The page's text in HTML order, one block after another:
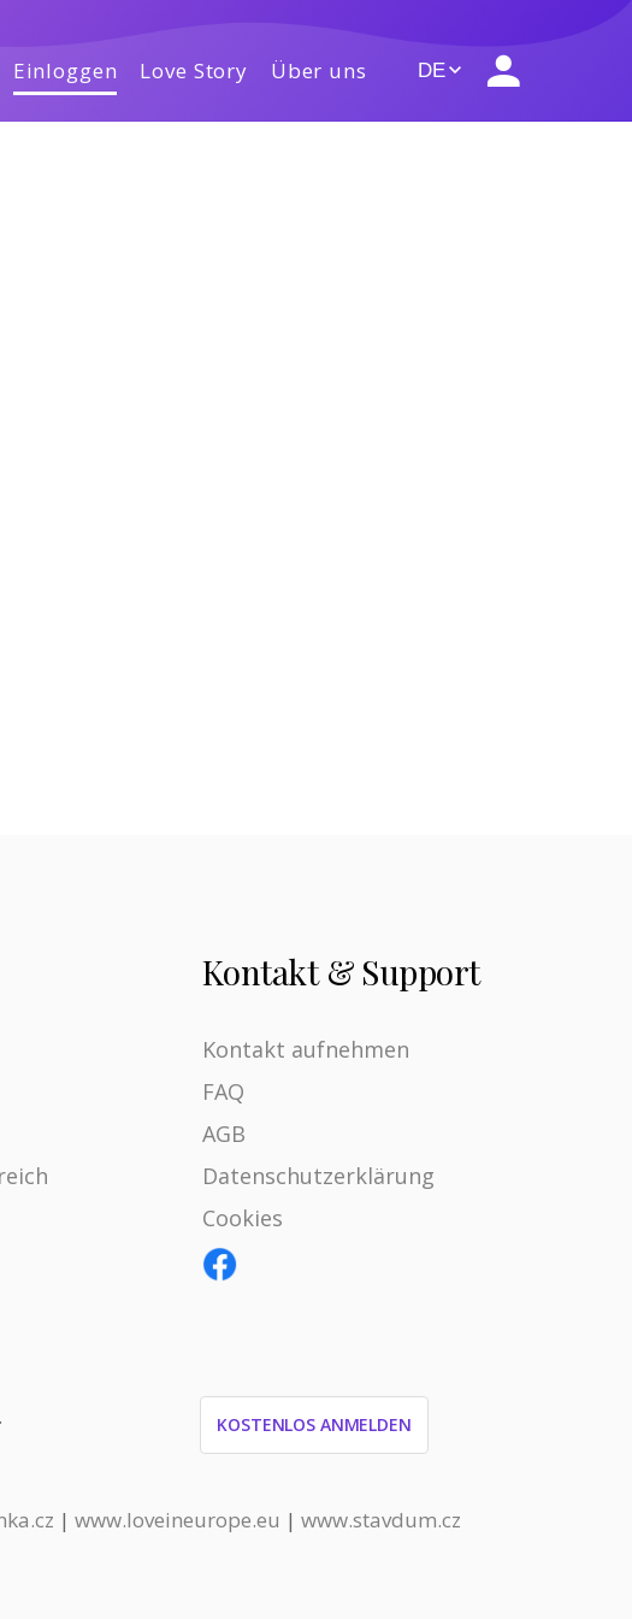
Einloggen Love Story Über uns DE
Kontakt & Support
Kontakt aufnehmen
FAQ
AGB
Datenschutzerklärung
Cookies
.
KOSTENLOS ANMELDEN
| www.loveineurope.eu | www.stavdum.cz